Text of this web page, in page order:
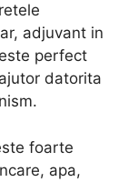
adjuvant in
perfect
datorita
foarte
apa,